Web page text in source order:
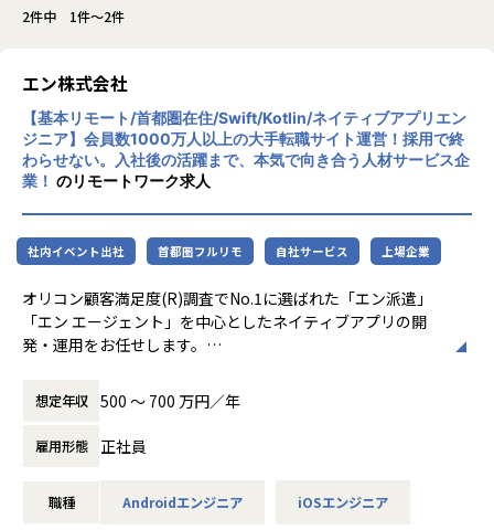
2件中 1件～2件
エン株式会社
【基本リモート/首都圏在住/Swift/Kotlin/ネイティブアプリエン
ジニア】会員数1000万人以上の大手転職サイト運営！採用で終
わらせない。入社後の活躍まで、本気で向き合う人材サービス企
業！ のリモートワーク求人
社内イベント出社 首都圏フルリモ 自社サービス 上場企業
オリコン顧客満足度(R)調査でNo.1に選ばれた「エン派遣」
「エン エージェント」を中心としたネイティブアプリの開
発・運用をお任せします。
「エン派遣」とは..
日本最大級の派遣専門の求人サイト
※2024年 オリコン顧客満足度(R)調査 派遣情報サイト 第１位
参考URL：https://corp.en-japan.com/services/desc_hake
想定年収 500 〜 700 万円／年
雇用形態 正社員
職種 Androidエンジニア iOSエンジニア